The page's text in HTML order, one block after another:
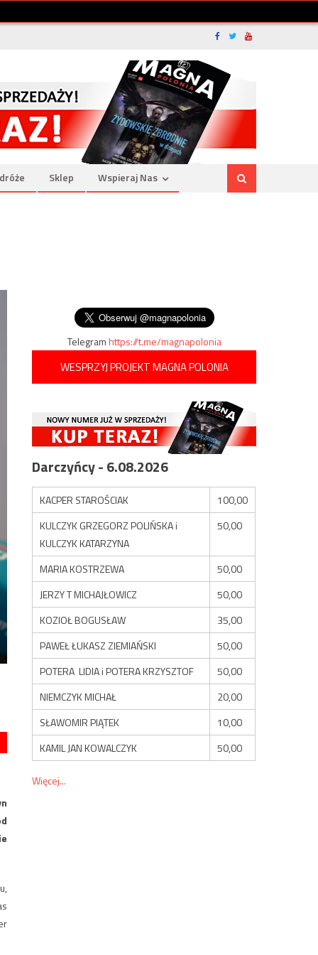
Sklep Wspieraj Nas
Telegramhttps://t.me/magnapolonia
WESPRZYJ PROJEKT MAGNA POLONIA
Darczyńcy - 6.08.2026
KACPER STAROŚCIAK
100,00
KULCZYK GRZEGORZ POLIŃSKA i
KULCZYK KATARZYNA
50,00
MARIA KOSTRZEWA
50,00
JERZY T MICHAJŁOWICZ
50,00
KOZIOŁ BOGUSŁAW
35,00
PAWEŁ ŁUKASZ ZIEMIAŃSKI
50,00
POTERA LIDIA i POTERA KRZYSZTOF
50,00
NIEMCZYK MICHAŁ
20,00
SŁAWOMIR PIĄTEK
10,00
KAMIL JAN KOWALCZYK
50,00
Więcej...